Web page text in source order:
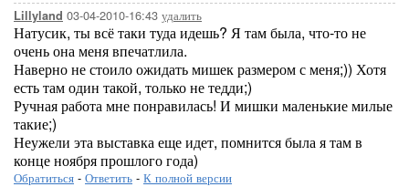
Lillyland 03-04-2010-16:43 удалить
Натусик, ты всё таки туда идешь? Я там была, что-то не
очень она меня впечатлила.
Наверно не стоило ожидать мишек размером с меня;)) Хотя
есть там один такой, только не тедди;)
Ручная работа мне понравилась! И мишки маленькие милые
такие;)
Неужели эта выставка еще идет, помнится была я там в
конце ноября прошлого года)
Обратиться - Ответить - К полной версии